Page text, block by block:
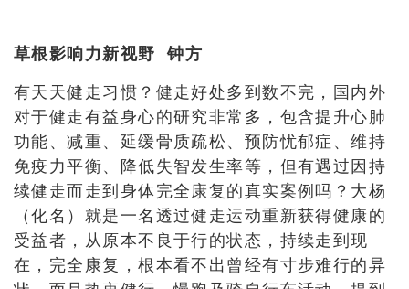
草根影响力新视野 钟方
有天天健走习惯？健走好处多到数不完，国内外
对于健走有益身心的研究非常多，包含提升心肺
功能、减重、延缓骨质疏松、预防忧郁症、维持
免疫力平衡、降低失智发生率等，但有遇过因持
续健走而走到身体完全康复的真实案例吗？大杨
（化名）就是一名透过健走运动重新获得健康的
受益者，从原本不良于行的状态，持续走到现
在，完全康复，根本看不出曾经有寸步难行的异